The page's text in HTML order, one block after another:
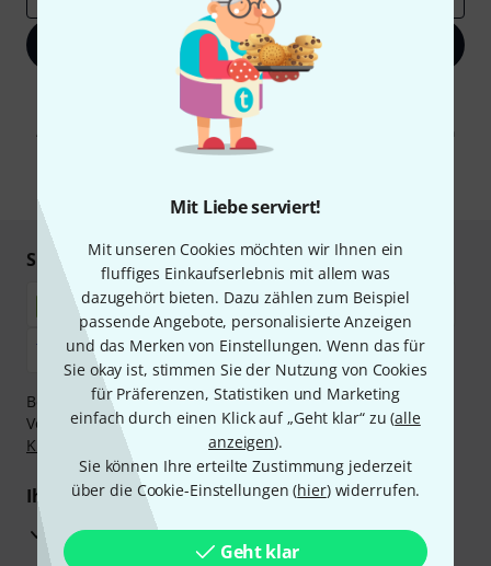
Mit Liebe serviert!
Mit unseren Cookies möchten wir Ihnen ein
fluffiges Einkaufserlebnis mit allem was
dazugehört bieten. Dazu zählen zum Beispiel
passende Angebote, personalisierte Anzeigen
und das Merken von Einstellungen. Wenn das für
Sie okay ist, stimmen Sie der Nutzung von Cookies
für Präferenzen, Statistiken und Marketing
einfach durch einen Klick auf „Geht klar“ zu (alle
anzeigen).
Sie können Ihre erteilte Zustimmung jederzeit
über die Cookie-Einstellungen (hier) widerrufen.
Geht klar
Jetzt anmelden
Mit Klick auf „Jetzt anmelden“ stimmen Sie dem Erhalt von E-Mail-
Werbung und einer Messung des E-Mail-Nutzungsverhaltens zu. Die
Abmeldung ist jederzeit möglich. Weitere Informationen finden Sie in
unserenDatenschutzhinweisen
Sicher einkaufen & bezahlen
Bezahlen Sie vertraulich und sicher per Nachnahme,
Vorkasse, PayPal, Amazon Pay,Klarna Sofort bezahlen
Klarna Ratenzahlung
oder Kreditkarte.
Ihre Vorteile
3 Jahre Thomann Garantie